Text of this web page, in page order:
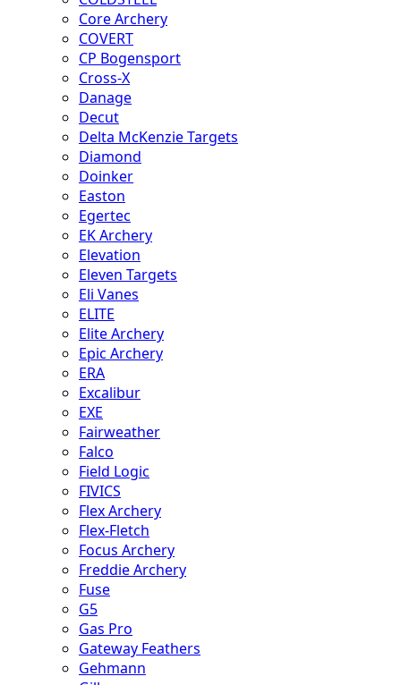
Core Archery
COVERT
CP Bogensport
Cross-X
Danage
Decut
Delta McKenzie Targets
Diamond
Doinker
Easton
Egertec
EK Archery
Elevation
Eleven Targets
Eli Vanes
ELITE
Elite Archery
Epic Archery
ERA
Excalibur
EXE
Fairweather
Falco
Field Logic
FIVICS
Flex Archery
Flex-Fletch
Focus Archery
Freddie Archery
Fuse
G5
Gas Pro
Gateway Feathers
Gehmann